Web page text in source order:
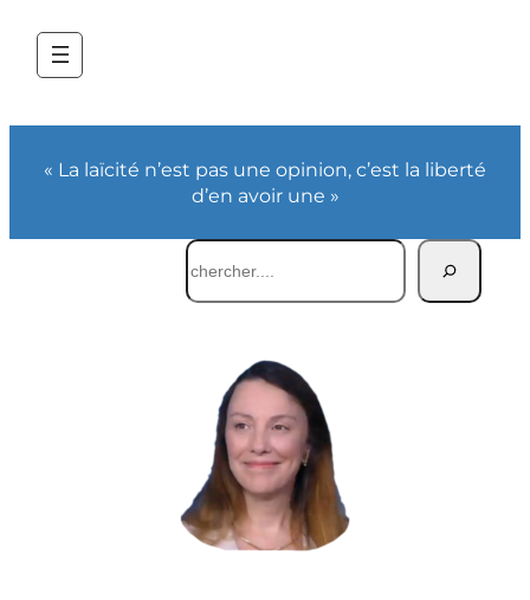
« La laïcité n’est pas une opinion, c’est la liberté
d’en avoir une »
Rechercher